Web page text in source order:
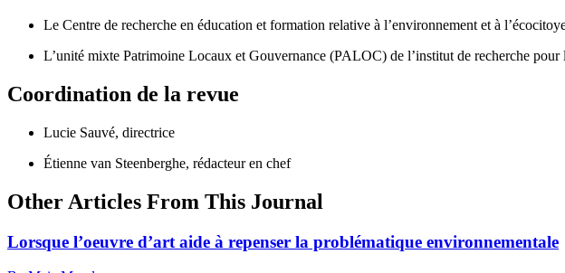
Le Centre de recherche en éducation et formation relative à l’environnement et à
L’unité mixte Patrimoine Locaux et Gouvernance (PALOC) de l’institut de recherche
Coordination de la revue
Lucie Sauvé, directrice
Étienne van Steenberghe, rédacteur en chef
Other Articles From This Journal
Lorsque l’oeuvre d’art aide à repenser la problématique environnementale